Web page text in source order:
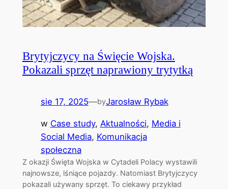
Brytyjczycy na Święcie Wojska.
Pokazali sprzęt naprawiony trytytką
sie 17, 2025—byJarosław Rybak
w Case study, Aktualności, Media i
Social Media, Komunikacja
społeczna
Z okazji Święta Wojska w Cytadeli Polacy wystawili
najnowsze, lśniące pojazdy. Natomiast Brytyjczycy
pokazali używany sprzęt. To ciekawy przykład